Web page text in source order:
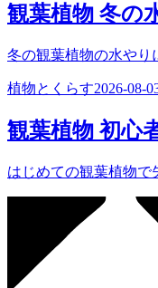
観葉植物 冬の
冬の観葉植物の水やり
植物とくらす2026-08-
観葉植物 初心
はじめての観葉植物で